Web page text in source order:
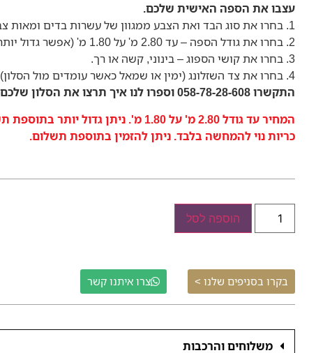
עצבו את הספה האישית שלכם.
1. בחרו את סוג הבד ואת הצבע ממגוון של עשרות בדים ומאות צבעים.
2. בחרו את גודל הספה – עד 2.80 מ' על 1.80 מ' (אפשר גדול יותר בתוספת תשלום)
3. בחרו את קושי הספוג – בינוני, קשה או רך.
4. בחרו את צד השזלונג (ימין או שמאל כאשר עומדים מול הסלון)
התקשרו 058-78-28-608 וספרו לנו איך תרצו את הסלון שלכם.
המחיר עד גודל 2.80 מ' על 1.80 מ'. ניתן גדול יותר בתוספת תשלום.
כריות נוי להמחשה בלבד. ניתן להזמין בתוספת תשלום.
הוספה לסל
בקרו בסניפים שלנו > צרו איתנו קשר
משלוחים והרכבות